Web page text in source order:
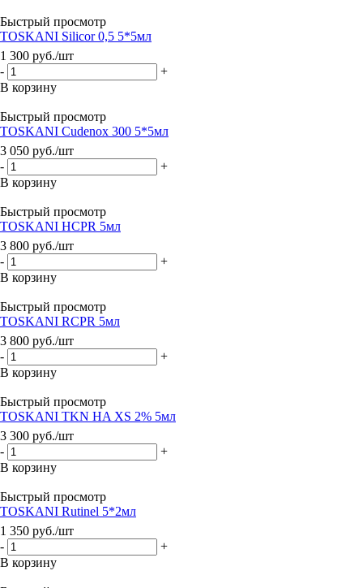
Быстрый просмотр
TOSKANI Silicor 0,5 5*5мл
1 300 руб./шт
-
+
В корзину
Быстрый просмотр
TOSKANI Cudenox 300 5*5мл
3 050 руб./шт
-
+
В корзину
Быстрый просмотр
TOSKANI HCPR 5мл
3 800 руб./шт
-
+
В корзину
Быстрый просмотр
TOSKANI RCPR 5мл
3 800 руб./шт
-
+
В корзину
Быстрый просмотр
TOSKANI TKN HA XS 2% 5мл
3 300 руб./шт
-
+
В корзину
Быстрый просмотр
TOSKANI Rutinel 5*2мл
1 350 руб./шт
-
+
В корзину